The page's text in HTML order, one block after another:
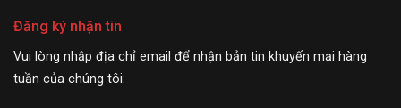
Đăng ký nhận tin
Vui lòng nhập địa chỉ email để nhận bản tin khuyến mại hàng
tuần của chúng tôi: